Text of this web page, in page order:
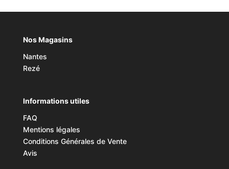
Nos Magasins
Nantes
Rezé
Informations utiles
FAQ
Mentions légales
Conditions Générales de Vente
Avis